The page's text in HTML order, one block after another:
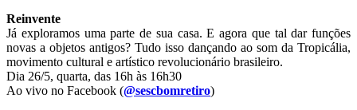
Reinvente
Já exploramos uma parte de sua casa. E agora que tal dar funções
novas a objetos antigos? Tudo isso dançando ao som da Tropicália,
movimento cultural e artístico revolucionário brasileiro.
Dia 26/5, quarta, das 16h às 16h30
Ao vivo no Facebook (@sescbomretiro)